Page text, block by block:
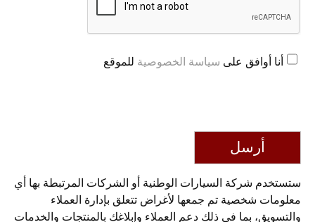
أنا أوافق على سياسة الخصوصية للموقع
أرسل
ستستخدم شركة السيارات الوطنية أو الشركات المرتبطة بها أي
معلومات شخصية تم جمعها لأغراض تتعلق بإدارة العملاء
والتسويق، بما في ذلك دعم العملاء وإبلاغك بالمنتجات والخدمات